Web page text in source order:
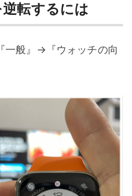
転するには
一般』→『ウォッチの向